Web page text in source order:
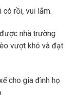
có rồi, vui lắm.
nhà trường
vượt khó và đạt
cho gia đình họ